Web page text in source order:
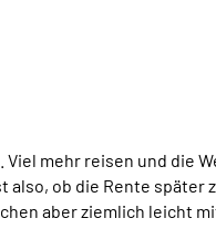
mehr reisen und die
ob die Rente später
aber ziemlich leicht